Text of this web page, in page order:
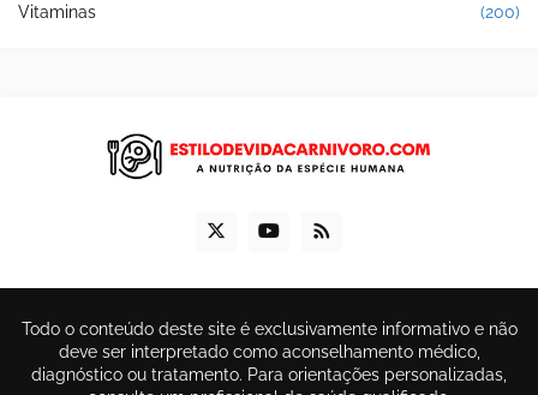
Vitaminas (200)
Todo o conteúdo deste site é exclusivamente informativo e não
deve ser interpretado como aconselhamento médico,
diagnóstico ou tratamento. Para orientações personalizadas,